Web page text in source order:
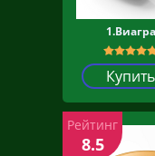
1.Виагра
Купить
Рейтинг
8.5